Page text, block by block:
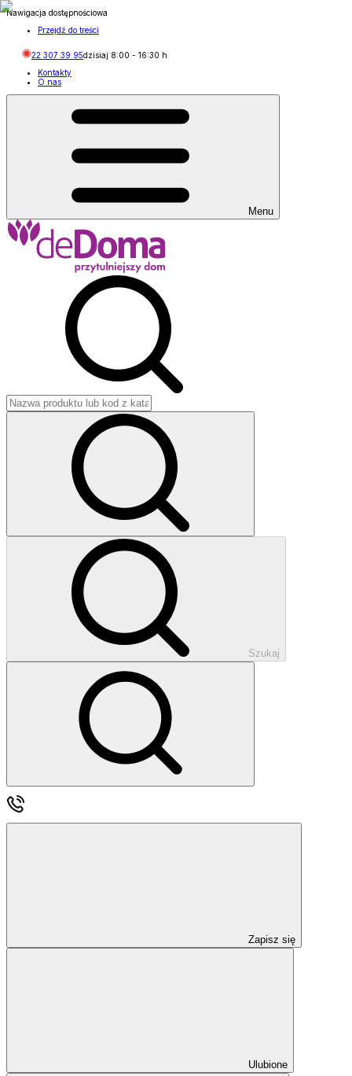
Nawigacja dostępnościowa
Przejdź do treści
22 307 39 95dzisiaj 8:00 - 16:30 h
Kontakty
O nas
Menu
Szukaj
Zapisz się
Ulubione